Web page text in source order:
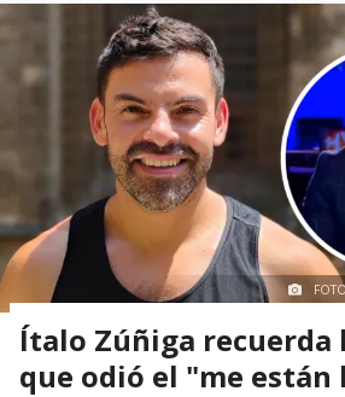
Ítalo Zúñiga recuerda
que odió el "me están